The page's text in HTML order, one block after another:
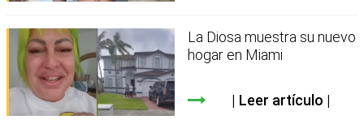
La Diosa muestra su nuevo
hogar en Miami
Leer artículo